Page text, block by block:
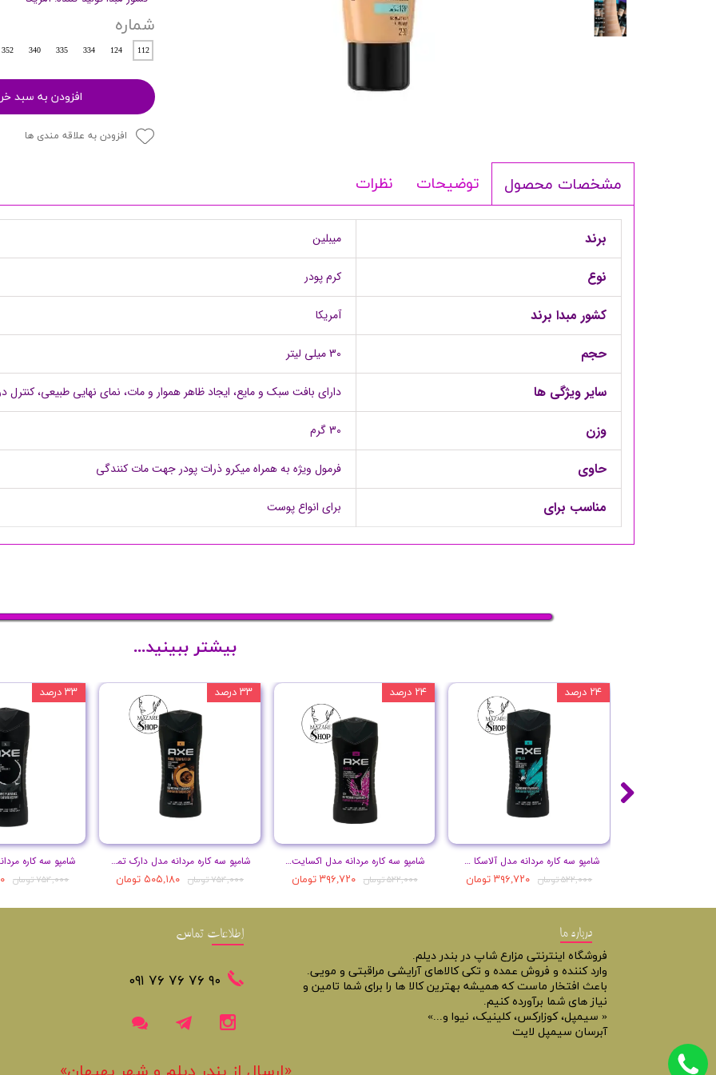
اصلاح آقایان
شوینده
پرایمر
لوازم برقی مکمل ها
شماره
112
124
334
335
340
352
افزودن به سبد
افزودن به علاقه مندی ها
مشخصات محصول توضیحات نظرات
برند میبلین
نوع کرم پودر
کشور مبدا برند آمریکا
حجم 30 میلی لیتر
سایر ویژگی ها دارای بافت سبک و مایع، ایجاد ظاهر هموار و مات، نمای نهایی طبیعی،
وزن 30 گرم
حاوی فرمول ویژه به همراه میکرو ذرات پودر جهت مات کنندگی
مناسب برای برای انواع پوست
۷۵۴,۰۰۰ تومان
۳۳ درصد
شامپو سه کاره مردانه مدل دارک تمپتیشن حجم 400 میل
۷۵۴,۰۰۰ تومان ۵۰۵,۱۸۰ تومان
۳۳ درصد
شامپو سه کاره مردانه مدل اکسایت حجم 250 میل
۵۲۲,۰۰۰ تومان ۳۹۶,۷۲۰ تومان
۲۴ درصد
شامپو سه کاره مردانه مدل آلاسکا حجم 250 میل
۵۲۲,۰۰۰ تومان ۳۹۶,۷۲۰ تومان
۲۴ درصد
بیشتر ببینید...
درباره ما
فروشگاه اینترنتی مزارع شاپ در بندر دیلم.
وارد کننده و فروش عمده و تکی کالاهای آرایشی مراقبتی و مویی.
باعث افتخار ماست که همیشه بهترین کالا ها را برای شما تامین و
نیاز های شما برآورده کنیم.
« سیمپل، کوزارکس، کلینیک، نیوا و...»
آبرسان سیمپل لایت
اطلاعات تماس
​​٩٠ ٧۶ ٧۶ ٧۶ ٠٩١